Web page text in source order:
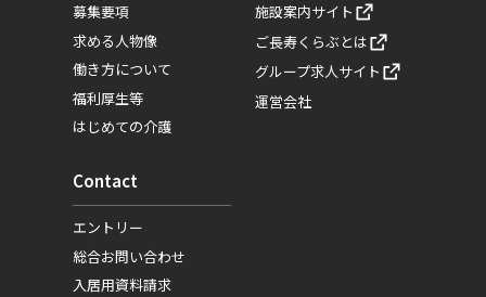
募集要項
求める人物像
働き方について
福利厚生等
はじめての介護
施設案内サイト
ご長寿くらぶとは
グループ求人サイト
運営会社
Contact
エントリー
総合お問い合わせ
入居用資料請求